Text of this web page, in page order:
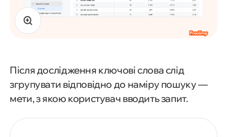
Після дослідження ключові слова слід
згрупувати відповідно до наміру пошуку —
мети, з якою користувач вводить запит.